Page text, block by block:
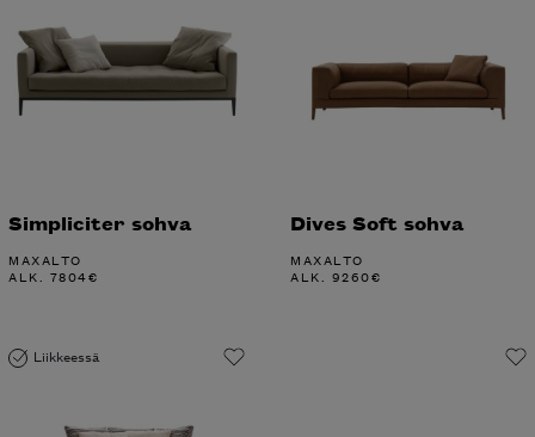
Simpliciter sohva
MAXALTO
ALK. 7804€
Dives Soft sohva
MAXALTO
ALK. 9260€
Liikkeessä